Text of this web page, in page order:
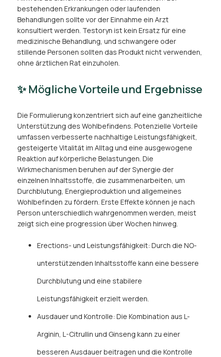
bestehenden Erkrankungen oder laufenden
Behandlungen sollte vor der Einnahme ein Arzt
konsultiert werden. Testoryn ist kein Ersatz für eine
medizinische Behandlung, und schwangere oder
stillende Personen sollten das Produkt nicht verwenden,
ohne ärztlichen Rat einzuholen.
✨ Mögliche Vorteile und Ergebnisse
Die Formulierung konzentriert sich auf eine ganzheitliche
Unterstützung des Wohlbefindens. Potenzielle Vorteile
umfassen verbesserte nachhaltige Leistungsfähigkeit,
gesteigerte Vitalität im Alltag und eine ausgewogene
Reaktion auf körperliche Belastungen. Die
Wirkmechanismen beruhen auf der Synergie der
einzelnen Inhaltsstoffe, die zusammenarbeiten, um
Durchblutung, Energieproduktion und allgemeines
Wohlbefinden zu fördern. Erste Effekte können je nach
Person unterschiedlich wahrgenommen werden, meist
zeigt sich eine progression über Wochen hinweg.
Erections- und Leistungsfähigkeit: Durch die NO-
unterstützenden Inhaltsstoffe kann eine bessere
Durchblutung und eine stabilere
Leistungsfähigkeit erzielt werden.
Ausdauer und Kontrolle: Die Kombination aus L-
Arginin, L-Citrullin und Ginseng kann zu einer
besseren Ausdauer beitragen und die Kontrolle